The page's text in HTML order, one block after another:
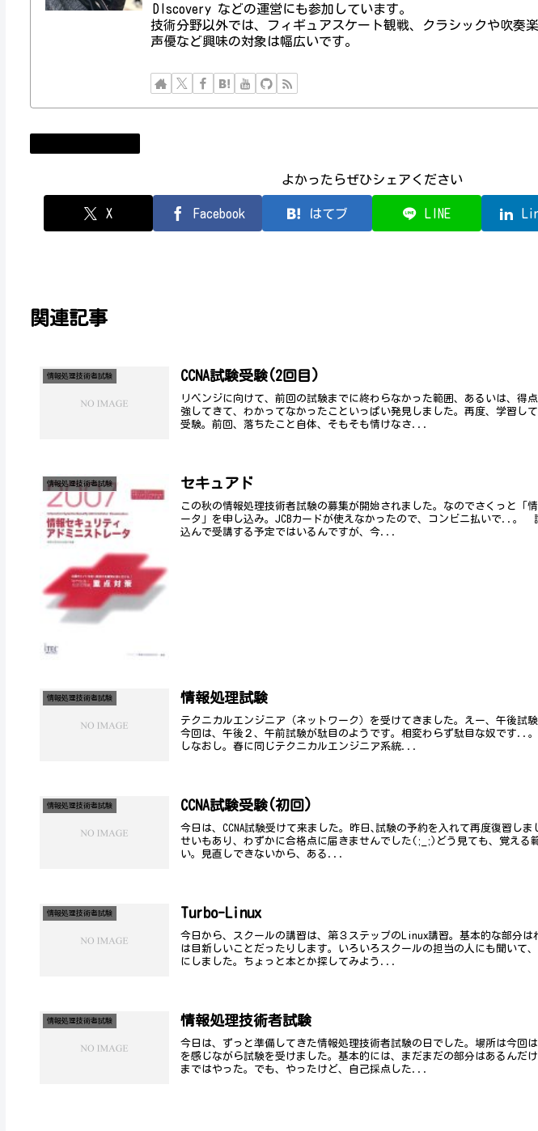
DIscovery などの運営にも参加しています。
技術分野以外では、フィギュアスケート観戦、クラシックや吹奏
声優など興味の対象は幅広いです。
よかったらぜひシェアください
X Facebook はてブ LINE
関連記事
情報処理技術者試験 CCNA試験受験(2回目)
リベンジに向けて、前回の試験までに終わらなかった範囲、あるいは、得
強してきて、わかってなかったこといっぱい発見しました。再度、学習し
受験。前回、落ちたこと自体、そもそも情けなさ...
情報処理技術者試験 セキュアド
この秋の情報処理技術者試験の募集が開始されました。なのでさくっと「
ータ」を申し込み。JCBカードが使えなかったので、コンビニ払いで..。
込んで受講する予定ではいるんですが、今...
情報処理技術者試験 情報処理試験
テクニカルエンジニア（ネットワーク）を受けてきました。えー、午後試
今回は、午後２、午前試験が駄目のようです。相変わらず駄目な奴です..
しなおし。春に同じテクニカルエンジニア系統...
情報処理技術者試験 CCNA試験受験(初回)
今日は、CCNA試験受けて来ました。昨日､試験の予約を入れて再度復習し
せいもあり、わずかに合格点に届きませんでした(;_;)どう見ても、覚える範
い。見直しできないから、ある...
情報処理技術者試験 Turbo-Linux
今日から、スクールの講習は、第３ステップのLinux講習。基本的な部分は
は目新しいことだったりします。いろいろスクールの担当の人にも聞いて
にしました。ちょっと本とか探してみよう...
情報処理技術者試験 情報処理技術者試験
今日は、ずっと準備してきた情報処理技術者試験の日でした。場所は今回
を感じながら試験を受けました。基本的には、まだまだの部分はあるんだ
まではやった。でも、やったけど、自己採点した...